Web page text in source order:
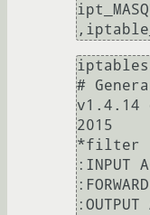
#
v1.4.14
2015
*filter
:INPUT